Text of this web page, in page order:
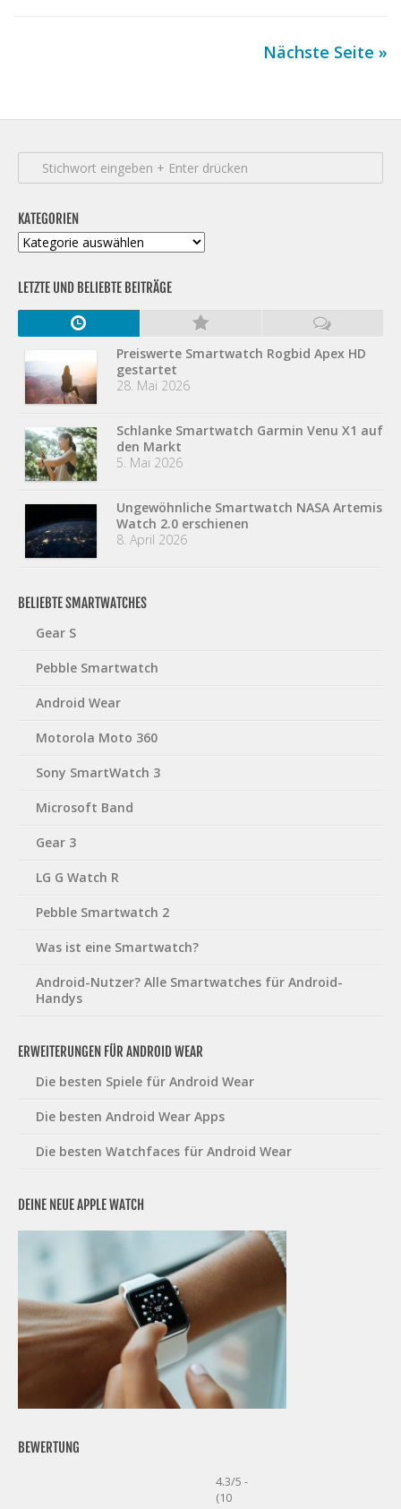
Nächste Seite »
KATEGORIEN
Kategorien
LETZTE UND BELIEBTE BEITRÄGE
Preiswerte Smartwatch Rogbid Apex HD
gestartet
28. Mai 2026
Schlanke Smartwatch Garmin Venu X1 auf
den Markt
5. Mai 2026
Ungewöhnliche Smartwatch NASA Artemis
Watch 2.0 erschienen
8. April 2026
BELIEBTE SMARTWATCHES
Gear S
Pebble Smartwatch
Android Wear
Motorola Moto 360
Sony SmartWatch 3
Microsoft Band
Gear 3
LG G Watch R
Pebble Smartwatch 2
Was ist eine Smartwatch?
Android-Nutzer? Alle Smartwatches für Android-
Handys
ERWEITERUNGEN FÜR ANDROID WEAR
Die besten Spiele für Android Wear
Die besten Android Wear Apps
Die besten Watchfaces für Android Wear
DEINE NEUE APPLE WATCH
BEWERTUNG
4.3/5 -
(10